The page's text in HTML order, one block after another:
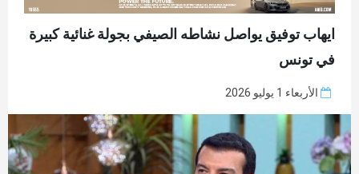
ايهاب توفيق يواصل نشاطه الصيفي بجولة غنائية كبيرة
في تونس
الأربعاء 1 يوليو 2026